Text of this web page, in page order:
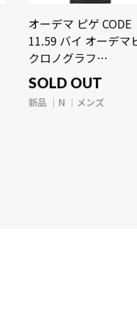
オーデマ ピゲ CODE
11.59 バイ オーデマ
クロノグラフ
ブラックラッカー/ダイ
ヤモンド メンズ 時計
SOLD OUT
新品 N メンズ